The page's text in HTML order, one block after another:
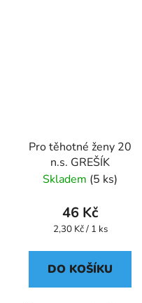
Pro těhotné ženy 20
n.s. GREŠÍK
Skladem (5 ks)
46 Kč
Měrná
2,30 Kč / 1 ks
DO KOŠÍKU